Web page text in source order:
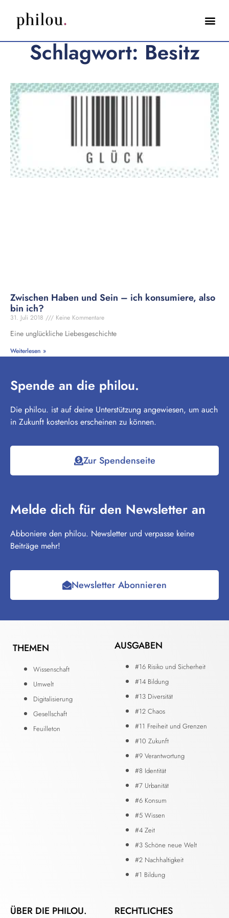
Schlagwort: Besitz
Zwischen Haben und Sein – ich konsumiere, also
bin ich?
31. Juli 2018 Keine Kommentare
Eine unglückliche Liebesgeschichte
Weiterlesen »
Spende an die philou.
Die philou. ist auf deine Unterstützung angewiesen, um auch
in Zukunft kostenlos erscheinen zu können.
Zur Spendenseite
Melde dich für den Newsletter an
Abboniere den philou. Newsletter und verpasse keine
Beiträge mehr!
Newsletter Abonnieren
THEMEN
Wissenschaft
Umwelt
Digitalisierung
Gesellschaft
Feuilleton
AUSGABEN
#16 Risiko und Sicherheit
#14 Bildung
#13 Diversität
#12 Chaos
#11 Freiheit und Grenzen
#10 Zukunft
#9 Verantwortung
#8 Identität
#7 Urbanität
#6 Konsum
#5 Wissen
#4 Zeit
#3 Schöne neue Welt
#2 Nachhaltigkeit
#1 Bildung
ÜBER DIE PHILOU. RECHTLICHES